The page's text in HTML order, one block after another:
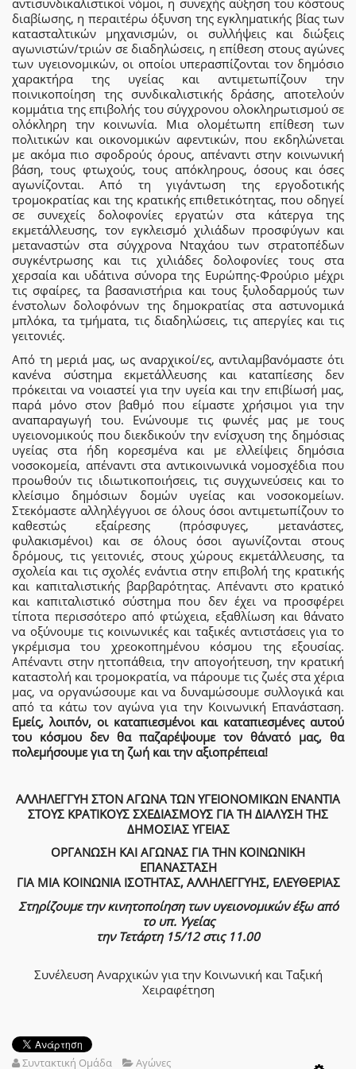
αντισυνδικαλιστικοί νόμοι, η συνεχής αύξηση του κόστους
διαβίωσης, η περαιτέρω όξυνση της εγκληματικής βίας των
κατασταλτικών μηχανισμών, οι συλλήψεις και διώξεις
αγωνιστών/τριών σε διαδηλώσεις, η επίθεση στους αγώνες
των υγειονομικών, οι οποίοι υπερασπίζονται τον δημόσιο
χαρακτήρα της υγείας και αντιμετωπίζουν την
ποινικοποίηση της συνδικαλιστικής δράσης, αποτελούν
κομμάτια της επιβολής του σύγχρονου ολοκληρωτισμού σε
ολόκληρη την κοινωνία. Μια ολομέτωπη επίθεση των
πολιτικών και οικονομικών αφεντικών, που εκδηλώνεται
με ακόμα πιο σφοδρούς όρους, απέναντι στην κοινωνική
βάση, τους φτωχούς, τους απόκληρους, όσους και όσες
αγωνίζονται. Από τη γιγάντωση της εργοδοτικής
τρομοκρατίας και της κρατικής επιθετικότητας, που οδηγεί
σε συνεχείς δολοφονίες εργατών στα κάτεργα της
εκμετάλλευσης, τον εγκλεισμό χιλιάδων προσφύγων και
μεταναστών στα σύγχρονα Νταχάου των στρατοπέδων
συγκέντρωσης και τις χιλιάδες δολοφονίες τους στα
χερσαία και υδάτινα σύνορα της Ευρώπης-Φρούριο μέχρι
τις σφαίρες, τα βασανιστήρια και τους ξυλοδαρμούς των
ένστολων δολοφόνων της δημοκρατίας στα αστυνομικά
μπλόκα, τα τμήματα, τις διαδηλώσεις, τις απεργίες και τις
γειτονιές.
Από τη μεριά μας, ως αναρχικοί/ες, αντιλαμβανόμαστε ότι
κανένα σύστημα εκμετάλλευσης και καταπίεσης δεν
πρόκειται να νοιαστεί για την υγεία και την επιβίωσή μας,
παρά μόνο στον βαθμό που είμαστε χρήσιμοι για την
αναπαραγωγή του. Ενώνουμε τις φωνές μας με τους
υγειονομικούς που διεκδικούν την ενίσχυση της δημόσιας
υγείας στα ήδη κορεσμένα και με ελλείψεις δημόσια
νοσοκομεία, απέναντι στα αντικοινωνικά νομοσχέδια που
προωθούν τις ιδιωτικοποιήσεις, τις συγχωνεύσεις και το
κλείσιμο δημόσιων δομών υγείας και νοσοκομείων.
Στεκόμαστε αλληλέγγυοι σε όλους όσοι αντιμετωπίζουν το
καθεστώς εξαίρεσης (πρόσφυγες, μετανάστες,
φυλακισμένοι) και σε όλους όσοι αγωνίζονται στους
δρόμους, τις γειτονιές, στους χώρους εκμετάλλευσης, τα
σχολεία και τις σχολές ενάντια στην επιβολή της κρατικής
και καπιταλιστικής βαρβαρότητας. Απέναντι στο κρατικό
και καπιταλιστικό σύστημα που δεν έχει να προσφέρει
τίποτα περισσότερο από φτώχεια, εξαθλίωση και θάνατο
να οξύνουμε τις κοινωνικές και ταξικές αντιστάσεις για το
γκρέμισμα του χρεοκοπημένου κόσμου της εξουσίας.
Απέναντι στην ηττοπάθεια, την απογοήτευση, την κρατική
καταστολή και τρομοκρατία, να πάρουμε τις ζωές στα χέρια
μας, να οργανώσουμε και να δυναμώσουμε συλλογικά και
από τα κάτω τον αγώνα για την Κοινωνική Επανάσταση.
Εμείς, λοιπόν, οι καταπιεσμένοι και καταπιεσμένες αυτού
του κόσμου δεν θα παζαρέψουμε τον θάνατό μας, θα
πολεμήσουμε για τη ζωή και την αξιοπρέπεια!
ΑΛΛΗΛΕΓΓΥΗ ΣΤΟΝ ΑΓΩΝΑ ΤΩΝ ΥΓΕΙΟΝΟΜΙΚΩΝ ΕΝΑΝΤΙΑ
ΣΤΟΥΣ ΚΡΑΤΙΚΟΥΣ ΣΧΕΔΙΑΣΜΟΥΣ ΓΙΑ ΤΗ ΔΙΑΛΥΣΗ ΤΗΣ
ΔΗΜΟΣΙΑΣ ΥΓΕΙΑΣ
ΟΡΓΑΝΩΣΗ ΚΑΙ ΑΓΩΝΑΣ ΓΙΑ ΤΗΝ ΚΟΙΝΩΝΙΚΗ
ΕΠΑΝΑΣΤΑΣΗ
ΓΙΑ ΜΙΑ ΚΟΙΝΩΝΙΑ ΙΣΟΤΗΤΑΣ, ΑΛΛΗΛΕΓΓΥΗΣ, ΕΛΕΥΘΕΡΙΑΣ
Στηρίζουμε την κινητοποίηση των υγειονομικών έξω από
το υπ. Υγείας
την Τετάρτη 15/12 στις 11.00
Συνέλευση Αναρχικών για την Κοινωνική και Ταξική
Χειραφέτηση
Συντακτική Ομάδα Αγώνες